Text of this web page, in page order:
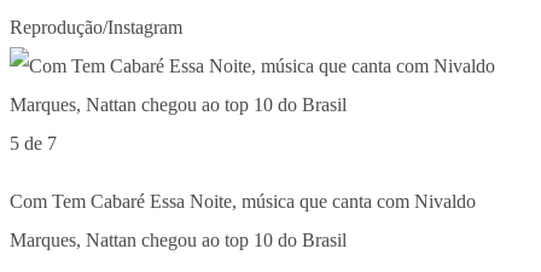
Reprodução/Instagram
5 de 7
Com Tem Cabaré Essa Noite, música que canta com Nivaldo
Marques, Nattan chegou ao top 10 do Brasil